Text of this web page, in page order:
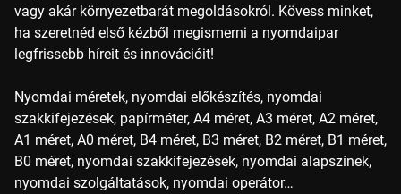
vagy akár környezetbarát megoldásokról. Kövess minket,
ha szeretnéd első kézből megismerni a nyomdaipar
legfrissebb híreit és innovációit!
Nyomdai méretek, nyomdai előkészítés, nyomdai
szakkifejezések, papírméter, A4 méret, A3 méret, A2 méret,
A1 méret, A0 méret, B4 méret, B3 méret, B2 méret, B1 méret,
B0 méret, nyomdai szakkifejezések, nyomdai alapszínek,
nyomdai szolgáltatások, nyomdai operátor…